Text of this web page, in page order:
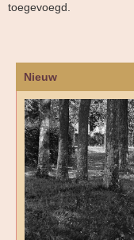
toegevoegd.
Nieuw